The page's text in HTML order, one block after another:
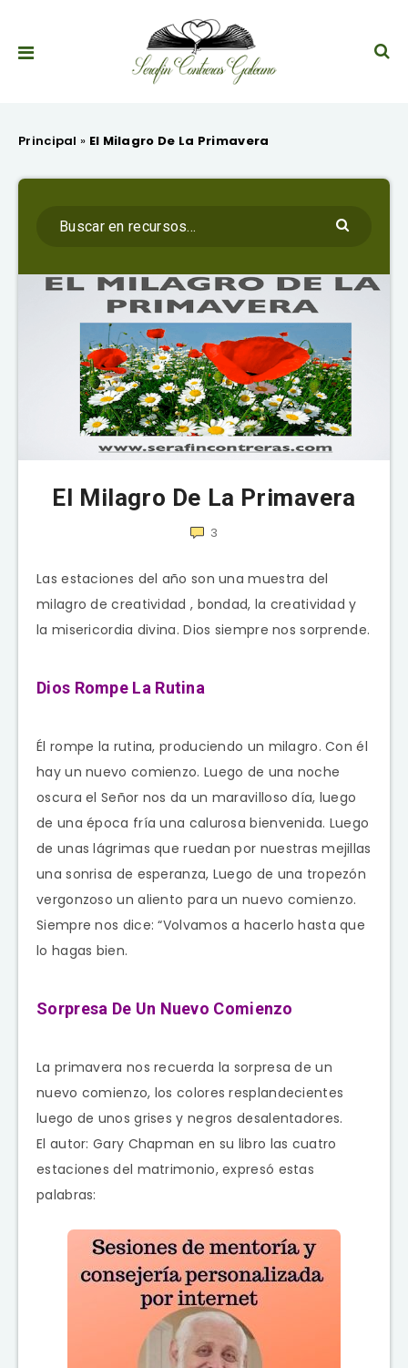
Principal » El Milagro De La Primavera
El Milagro De La Primavera
3
Las estaciones del año son una muestra del
milagro de creatividad , bondad, la creatividad y
la misericordia divina. Dios siempre nos sorprende.
Dios Rompe La Rutina
Él rompe la rutina, produciendo un milagro. Con él
hay un nuevo comienzo. Luego de una noche
oscura el Señor nos da un maravilloso día, luego
de una época fría una calurosa bienvenida. Luego
de unas lágrimas que ruedan por nuestras mejillas
una sonrisa de esperanza, Luego de una tropezón
vergonzoso un aliento para un nuevo comienzo.
Siempre nos dice: “Volvamos a hacerlo hasta que
lo hagas bien.
Sorpresa De Un Nuevo Comienzo
La primavera nos recuerda la sorpresa de un
nuevo comienzo, los colores resplandecientes
luego de unos grises y negros desalentadores.
El autor: Gary Chapman en su libro las cuatro
estaciones del matrimonio, expresó estas
palabras: